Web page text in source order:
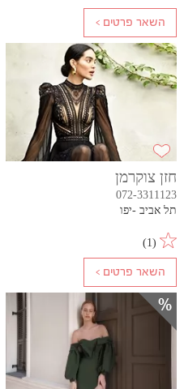
חזן צוקרמן
072-3311123
תל אביב -יפו
(
1
)